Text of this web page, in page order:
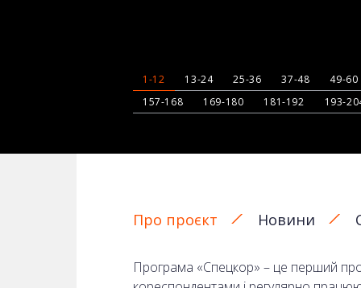
1-12 13-24 25-36 37-48 49-60
157-168
169-180 181-192 193-
Про проєкт Новини
Програма «Спецкор» – це перший